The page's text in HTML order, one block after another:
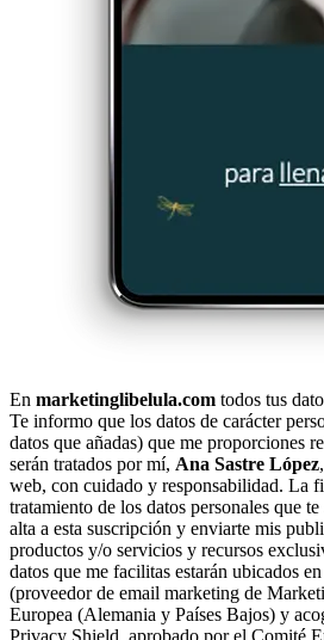
En marketinglibelula.com todos tus
Te informo que los datos de carácter
datos que añadas) que me proporciones
serán tratados por mí, Ana Sastre López
web, con cuidado y responsabilidad. La
tratamiento de los datos personales que
alta a esta suscripción y enviarte mis
productos y/o servicios y recursos
datos que me facilitas estarán ubicados
(proveedor de email marketing de
Europea (Alemania y Países Bajos) y
Privacy Shield, aprobado por el Comité